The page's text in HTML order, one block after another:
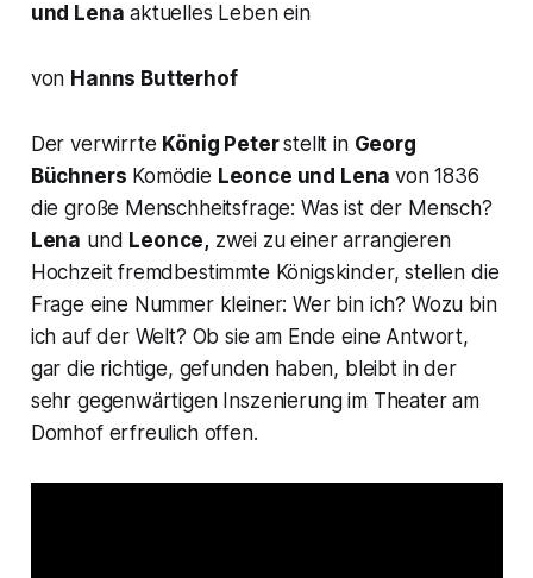
und Lena aktuelles Leben ein
von Hanns Butterhof
Der verwirrte König Peterstellt in Georg
Büchners Komödie Leonce und Lenavon 1836
die große Menschheitsfrage: Was ist der Mensch?
Lena und Leonce, zwei zu einer arrangieren
Hochzeit fremdbestimmte Königskinder, stellen die
Frage eine Nummer kleiner: Wer bin ich? Wozu bin
ich auf der Welt? Ob sie am Ende eine Antwort,
gar die richtige, gefunden haben, bleibt in der
sehr gegenwärtigen Inszenierung im Theater am
Domhof erfreulich offen.